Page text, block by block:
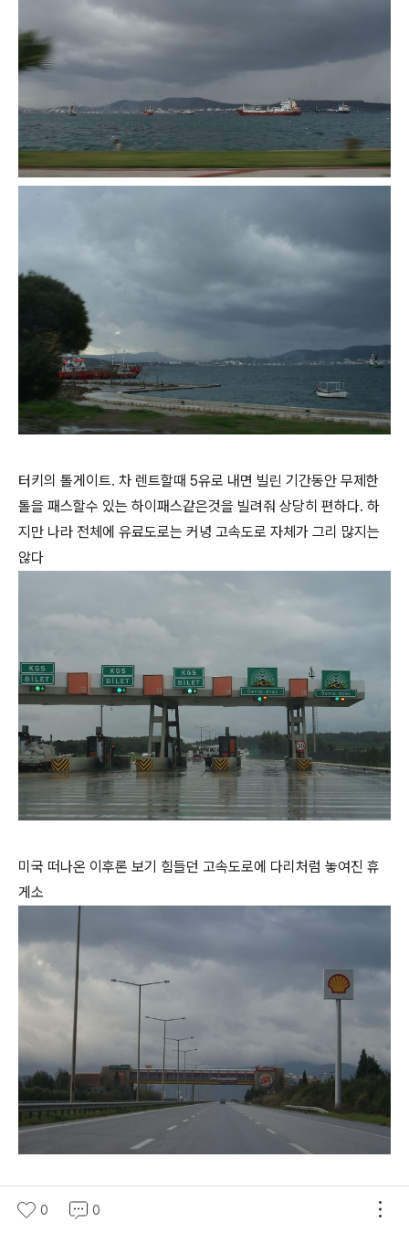
터키의 톨게이트. 차 렌트할때 5유로 내면 빌린 기간동안 무제한
톨을 패스할수 있는 하이패스같은것을 빌려줘 상당히 편하다. 하
지만 나라 전체에 유료도로는 커녕 고속도로 자체가 그리 많지는
않다
미국 떠나온 이후론 보기 힘들던 고속도로에 다리처럼 놓여진 휴
게소
드디어 셀축 도착. 처음엔 저 언덕위에 보이는게 에페스인줄 알았
0 0